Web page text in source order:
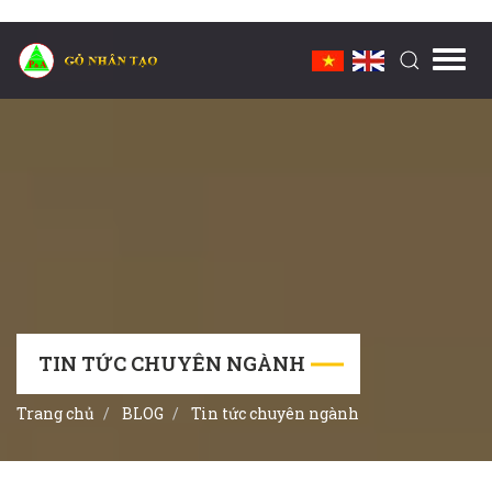
TIN TỨC CHUYÊN NGÀNH
Trang chủ BLOG Tin tức chuyên ngành